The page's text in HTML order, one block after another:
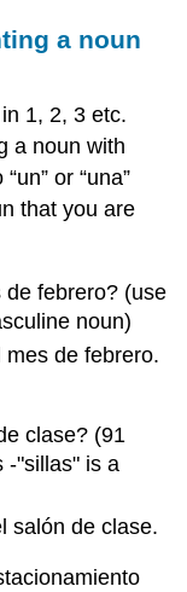
a noun
1, 2, 3 etc.
a noun with
or “una”
that you are
febrero? (use
noun)
de febrero.
clase? (91
-"sillas" is a
salón de clase.